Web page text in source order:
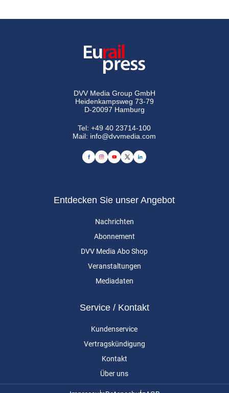
DVV Media Group GmbH
Heidenkampsweg 73-79
D-20097 Hamburg
Tel:+49 40 23714-100
Mail: info@dvvmedia.com
Entdecken Sie unser Angebot
Nachrichten
Abonnement
DVV Media Abo Shop
Veranstaltungen
Mediadaten
Service / Kontakt
Kundenservice
Vertragskündigung
Kontakt
Über uns